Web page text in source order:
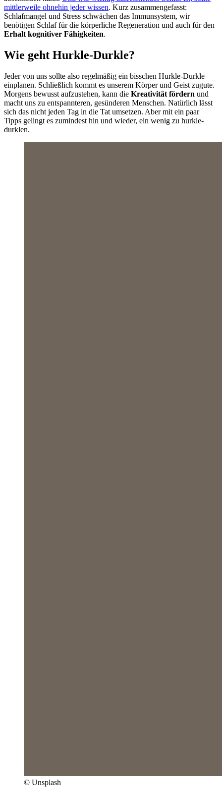
mittlerweile ohnehin jeder wissen. Kurz zusammengefasst:
Schlafmangel und Stress schwächen das Immunsystem, wir
benötigen Schlaf für die körperliche Regeneration und auch für den
Erhalt kognitiver Fähigkeiten.
Wie geht Hurkle-Durkle?
Jeder von uns sollte also regelmäßig ein bisschen Hurkle-Durkle
einplanen. Schließlich kommt es unserem Körper und Geist zugute.
Morgens bewusst aufzustehen, kann die Kreativität fördern und
macht uns zu entspannteren, gesünderen Menschen. Natürlich lässt
sich das nicht jeden Tag in die Tat umsetzen. Aber mit ein paar
Tipps gelingt es zumindest hin und wieder, ein wenig zu hurkle-
durklen.
© Unsplash